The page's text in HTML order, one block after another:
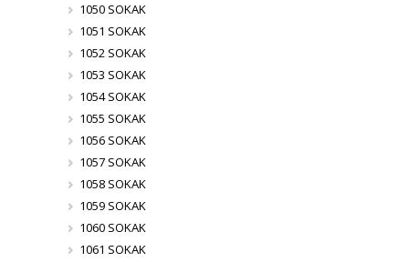
1050 SOKAK
1051 SOKAK
1052 SOKAK
1053 SOKAK
1054 SOKAK
1055 SOKAK
1056 SOKAK
1057 SOKAK
1058 SOKAK
1059 SOKAK
1060 SOKAK
1061 SOKAK